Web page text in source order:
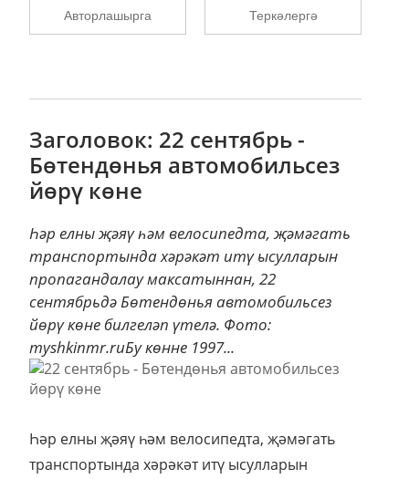
Авторлашырга Теркәлергә
Заголовок: 22 сентябрь -
Бөтендөнья автомобильсез
йөрү көне
Һәр елны җәяү һәм велосипедта, җәмәгать
транспортында хәрәкәт итү ысулларын
пропагандалау максатыннан, 22
сентябрьдә Бөтендөнья автомобильсез
йөрү көне билгеләп үтелә. Фото:
myshkinmr.ruБу көнне 1997...
Һәр елны җәяү һәм велосипедта, җәмәгать
транспортында хәрәкәт итү ысулларын